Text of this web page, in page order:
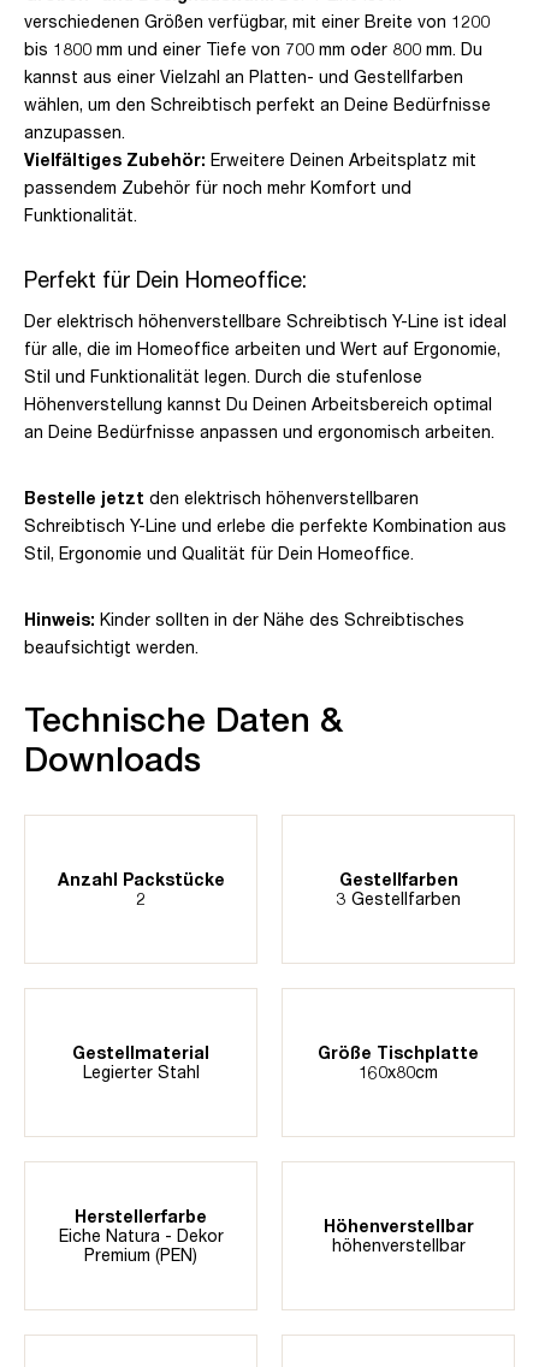
verschiedenen Größen verfügbar, mit einer Breite von 1200
bis 1800 mm und einer Tiefe von 700 mm oder 800 mm. Du
kannst aus einer Vielzahl an Platten- und Gestellfarben
wählen, um den Schreibtisch perfekt an Deine Bedürfnisse
anzupassen.
Vielfältiges Zubehör: Erweitere Deinen Arbeitsplatz mit
passendem Zubehör für noch mehr Komfort und
Funktionalität.
Perfekt für Dein Homeoffice:
Der elektrisch höhenverstellbare Schreibtisch Y-Line ist ideal
für alle, die im Homeoffice arbeiten und Wert auf Ergonomie,
Stil und Funktionalität legen. Durch die stufenlose
Höhenverstellung kannst Du Deinen Arbeitsbereich optimal
an Deine Bedürfnisse anpassen und ergonomisch arbeiten.
Bestelle jetzt den elektrisch höhenverstellbaren
Schreibtisch Y-Line und erlebe die perfekte Kombination aus
Stil, Ergonomie und Qualität für Dein Homeoffice.
Hinweis: Kinder sollten in der Nähe des Schreibtisches
beaufsichtigt werden.
Technische Daten &
Downloads
Anzahl Packstücke
2
Gestellfarben
3 Gestellfarben
Gestellmaterial
Legierter Stahl
Größe Tischplatte
160x80cm
Herstellerfarbe
Eiche Natura - Dekor
Premium (PEN)
Höhenverstellbar
höhenverstellbar